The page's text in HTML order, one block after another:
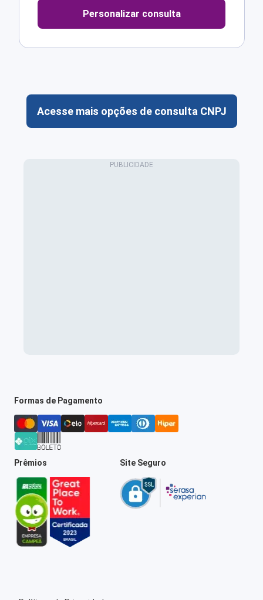
Personalizar consulta
Acesse mais opções de consulta CNPJ
Formas de Pagamento
Prêmios Site Seguro